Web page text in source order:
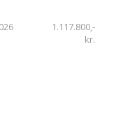
1.117.800,-
kr.